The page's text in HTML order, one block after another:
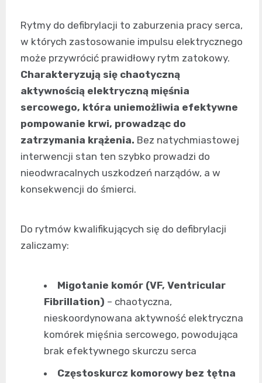
Rytmy do defibrylacji to zaburzenia pracy serca,
w których zastosowanie impulsu elektrycznego
może przywrócić prawidłowy rytm zatokowy.
Charakteryzują się chaotyczną
aktywnością elektryczną mięśnia
sercowego, która uniemożliwia efektywne
pompowanie krwi, prowadząc do
zatrzymania krążenia. Bez natychmiastowej
interwencji stan ten szybko prowadzi do
nieodwracalnych uszkodzeń narządów, a w
konsekwencji do śmierci.
Do rytmów kwalifikujących się do defibrylacji
zaliczamy:
Migotanie komór (VF, Ventricular
Fibrillation) – chaotyczna,
nieskoordynowana aktywność elektryczna
komórek mięśnia sercowego, powodująca
brak efektywnego skurczu serca
Częstoskurcz komorowy bez tętna